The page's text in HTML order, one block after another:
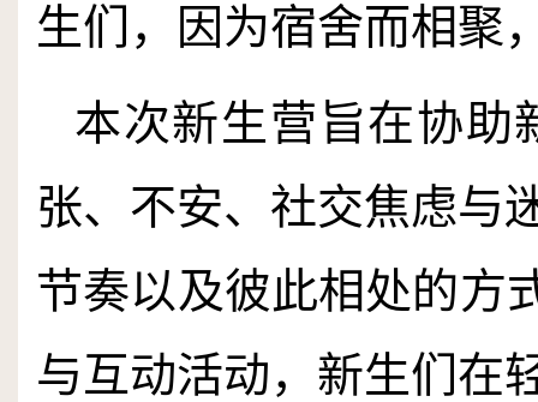
生们，因为宿舍而相聚
本次新生营旨在协助
张、不安、社交焦虑与
节奏以及彼此相处的方
与互动活动，新生们在